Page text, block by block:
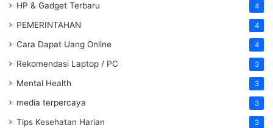
HP & Gadget Terbaru 4
PEMERINTAHAN 4
Cara Dapat Uang Online 4
Rekomendasi Laptop / PC 3
Mental Health 3
media terpercaya 3
Tips Kesehatan Harian 3